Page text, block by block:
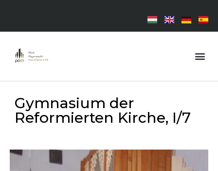
Gymnasium der
Reformierten Kirche, I/7